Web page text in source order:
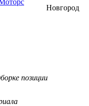
Новгород
позиции